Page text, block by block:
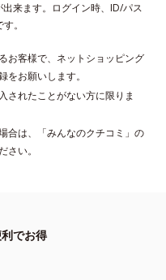
来ます。ログイン時、ID/パス
。
お客様で、ネットショッピング
お願いします。
されたことがない方に限りま
合は、「みんなのクチコミ」の
い。
でお得